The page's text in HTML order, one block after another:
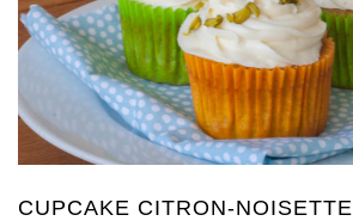
CUPCAKE CITRON-NOISETTE